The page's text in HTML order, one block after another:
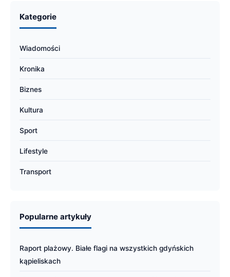
Kategorie
Wiadomości
Kronika
Biznes
Kultura
Sport
Lifestyle
Transport
Popularne artykuły
Raport plażowy. Białe flagi na wszystkich gdyńskich
kąpieliskach